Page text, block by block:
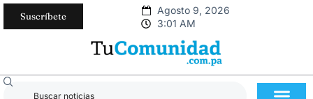
Suscríbete
Agosto 9, 2026
3:01 AM